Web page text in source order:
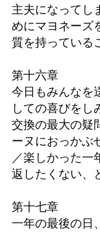
主夫になってし
めにマヨネーズ
質を持っている
第十六章
今日もみんなを
しての喜びをし
交換の最大の疑
ーヌにおっかぶ
／楽しかった
返したくない、
第十七章
一年の最後の日